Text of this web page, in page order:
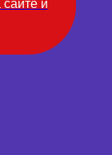
сайте и